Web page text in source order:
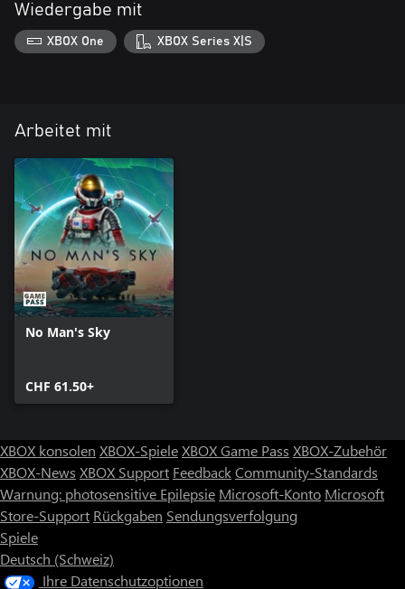
Wiedergabe mit
XBOX One XBOX Series X|S
Arbeitet mit
No Man's Sky
CHF 61.50+
XBOX konsolen XBOX-SpieleXBOX Game Pass XBOX-Zubehör
XBOX-News XBOX Support FeedbackCommunity-Standards
Warnung: photosensitive Epilepsie Microsoft-Konto Microsoft
Store-Support Rückgaben Sendungsverfolgung
Spiele
Deutsch (Schweiz)
Ihre Datenschutzoptionen